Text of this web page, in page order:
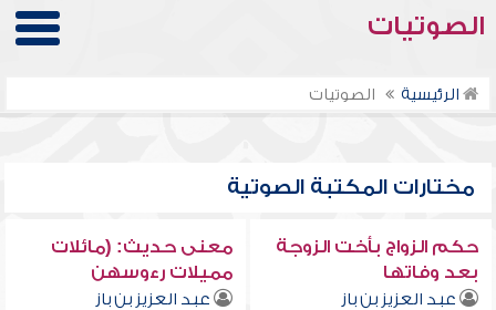
الصوتيات
الرئيسية الصوتيات
مختارات المكتبة الصوتية
حكم الزواج بأخت الزوجة
بعد وفاتها
عبد العزيز بن باز
معنى حديث: (مائلات
مميلات رءوسهن
كأسنمة البخت المائلة)
عبد العزيز بن باز